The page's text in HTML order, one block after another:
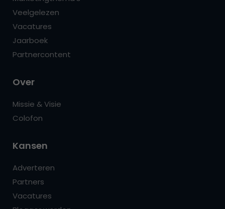
Veelgelezen
Vacatures
Jaarboek
Partnercontent
Over
Missie & Visie
Colofon
Kansen
Adverteren
Partners
Vacatures